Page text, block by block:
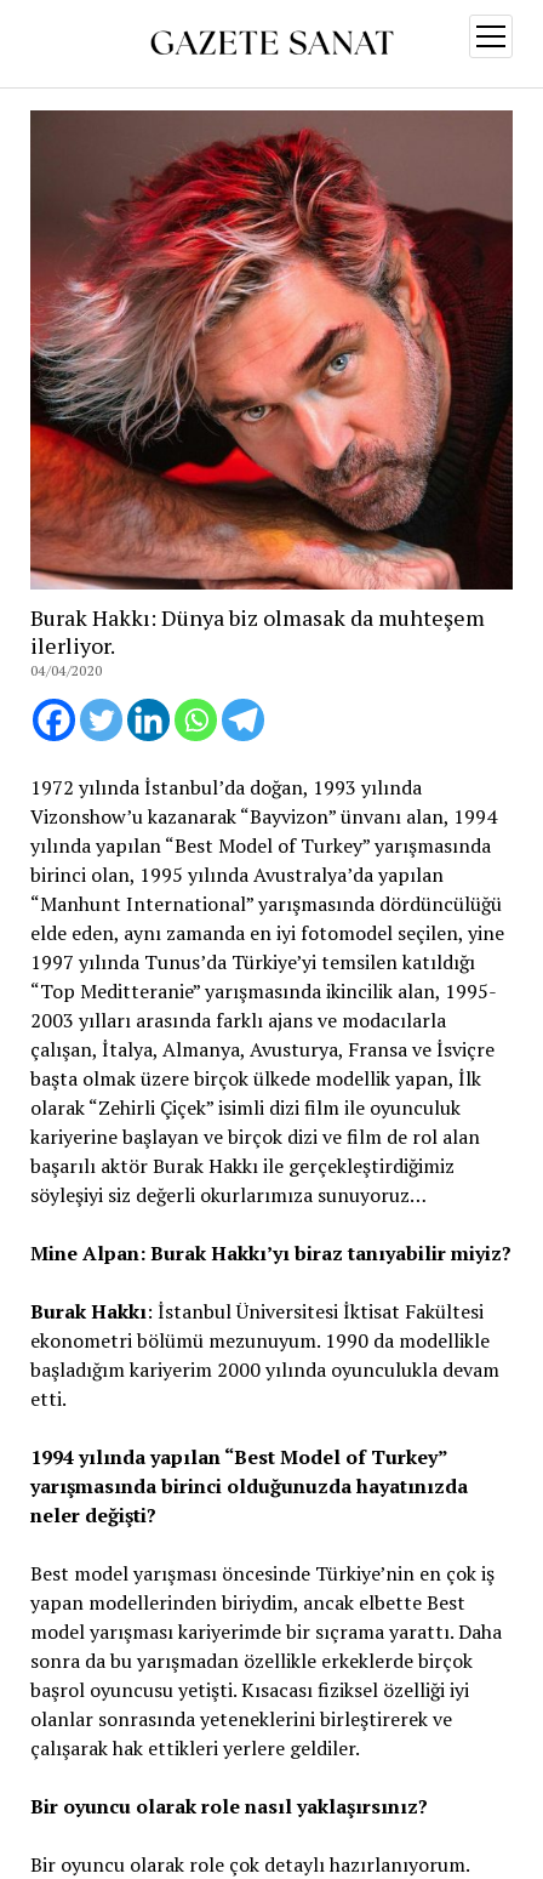
aç
Burak Hakkı: Dünya biz olmasak da muhteşem
ilerliyor.
04/04/2020
1972 yılında İstanbul’da doğan, 1993 yılında
Vizonshow’u kazanarak “Bayvizon” ünvanı alan, 1994
yılında yapılan “Best Model of Turkey” yarışmasında
birinci olan, 1995 yılında Avustralya’da yapılan
“Manhunt International” yarışmasında dördüncülüğü
elde eden, aynı zamanda en iyi fotomodel seçilen, yine
1997 yılında Tunus’da Türkiye’yi temsilen katıldığı
“Top Meditteranie” yarışmasında ikincilik alan, 1995-
2003 yılları arasında farklı ajans ve modacılarla
çalışan, İtalya, Almanya, Avusturya, Fransa ve İsviçre
başta olmak üzere birçok ülkede modellik yapan, İlk
olarak “Zehirli Çiçek” isimli dizi film ile oyunculuk
kariyerine başlayan ve birçok dizi ve film de rol alan
başarılı aktör Burak Hakkı ile gerçekleştirdiğimiz
söyleşiyi siz değerli okurlarımıza sunuyoruz…
Mine Alpan: Burak Hakkı’yı biraz tanıyabilir miyiz?
Burak Hakkı: İstanbul Üniversitesi İktisat Fakültesi
ekonometri bölümü mezunuyum. 1990 da modellikle
başladığım kariyerim 2000 yılında oyunculukla devam
etti.
1994 yılında yapılan “Best Model of Turkey”
yarışmasında birinci olduğunuzda hayatınızda
neler değişti?
Best model yarışması öncesinde Türkiye’nin en çok iş
yapan modellerinden biriydim, ancak elbette Best
model yarışması kariyerimde bir sıçrama yarattı. Daha
sonra da bu yarışmadan özellikle erkeklerde birçok
başrol oyuncusu yetişti. Kısacası fiziksel özelliği iyi
olanlar sonrasında yeteneklerini birleştirerek ve
çalışarak hak ettikleri yerlere geldiler.
Bir oyuncu olarak role nasıl yaklaşırsınız?
Bir oyuncu olarak role çok detaylı hazırlanıyorum.